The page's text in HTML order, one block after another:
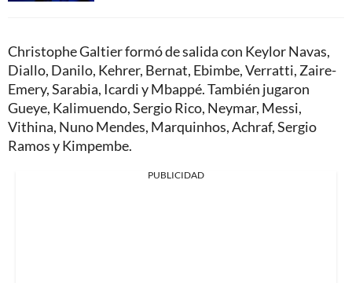
Christophe Galtier formó de salida con Keylor Navas,
Diallo, Danilo, Kehrer, Bernat, Ebimbe, Verratti, Zaire-
Emery, Sarabia, Icardi y Mbappé. También jugaron
Gueye, Kalimuendo, Sergio Rico, Neymar, Messi,
Vithina, Nuno Mendes, Marquinhos, Achraf, Sergio
Ramos y Kimpembe.
PUBLICIDAD